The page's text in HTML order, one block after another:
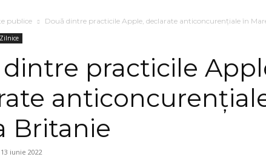
publice Două dintre practicile Apple, declarate anticoncurenţiale în
Zilnice
practicile
Britanie
13 iunie 2022